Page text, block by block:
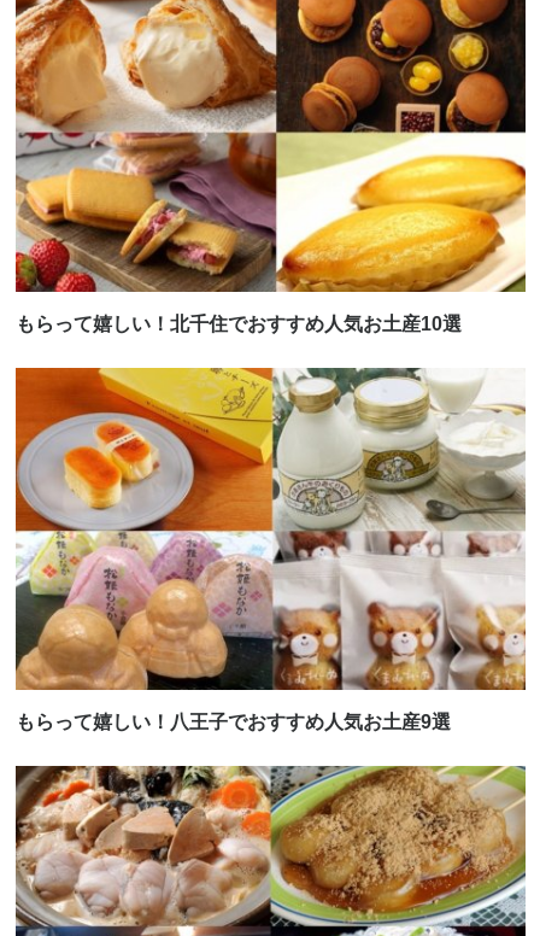
もらって嬉しい！北千住でおすすめ人気お土産10選
もらって嬉しい！八王子でおすすめ人気お土産9選